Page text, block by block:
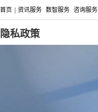
首页 资讯服务 数智服务 咨询服务
隐私政策